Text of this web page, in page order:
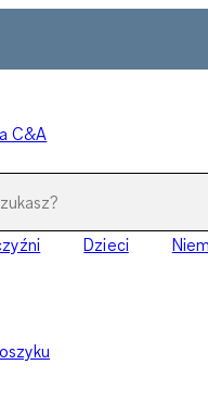
C&A
Dzieci